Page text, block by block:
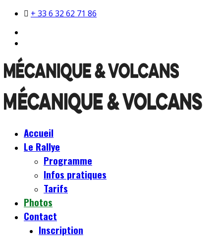
+ 33 6 32 62 71 86
Accueil
Le Rallye
Programme
Infos pratiques
Tarifs
Photos
Contact
Inscription